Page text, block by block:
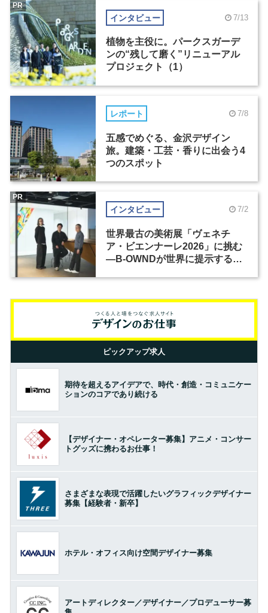
インタビュー 7/13
植物を主役に。パークスガーデ
ンの“残して磨く”リニューアル
プロジェクト（1）
PR
レポート 7/8
五感でめぐる、金沢デザイン
旅。建築・工芸・香りに出会う4
つのスポット
インタビュー 7/2
世界最古の美術展「ヴェネチ
ア・ビエンナーレ2026」に挑む
―B-OWNDが世界に提示する美
PR
ピックアップ求人
期待を超えるアイデアで、時代・創造・コミュニケー
ションのコアであり続ける
【デザイナー・オペレーター募集】アニメ・コンサー
トグッズに携わるお仕事！
さまざまな表現で活躍したいグラフィックデザイナー
募集【経験者・新卒】
ホテル・オフィス向け空間デザイナー募集
アートディレクター／デザイナー／プロデューサー募